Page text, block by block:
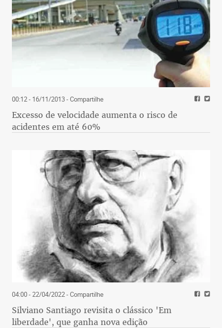
00:12 - 16/11/2013- Compartilhe
Excesso de velocidade aumenta o risco de
acidentes em até 60%
04:00 - 22/04/2022- Compartilhe
Silviano Santiago revisita o clássico 'Em
liberdade', que ganha nova edição